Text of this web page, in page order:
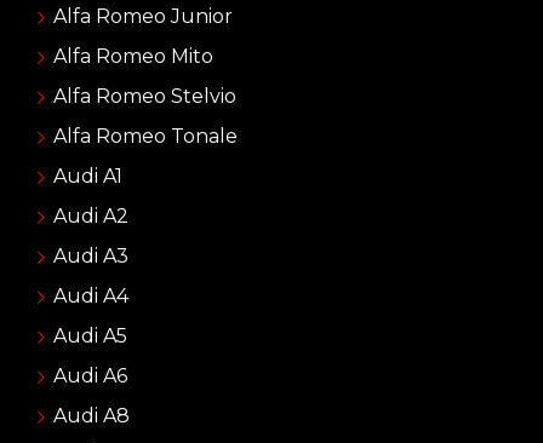
Alfa Romeo Junior
Alfa Romeo Mito
Alfa Romeo Stelvio
Alfa Romeo Tonale
Audi A1
Audi A2
Audi A3
Audi A4
Audi A5
Audi A6
Audi A8